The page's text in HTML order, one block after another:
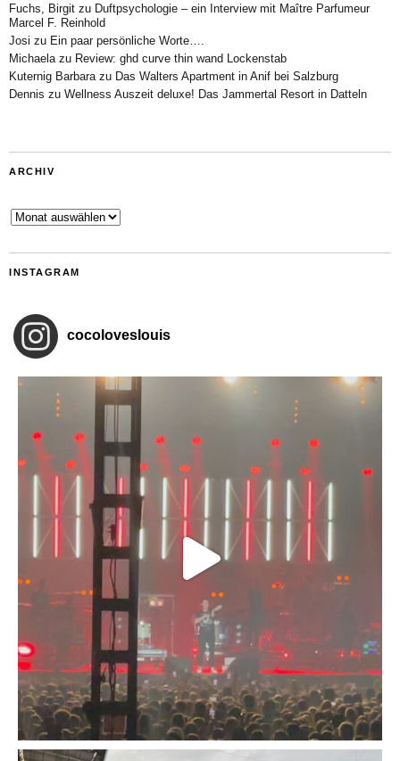
Fuchs, Birgit zu Duftpsychologie – ein Interview mit Maître Parfumeur
Marcel F. Reinhold
Josi zu Ein paar persönliche Worte….
Michaela zu Review: ghd curve thin wand Lockenstab
Kuternig Barbara zu Das Walters Apartment in Anif bei Salzburg
Dennis zu Wellness Auszeit deluxe! Das Jammertal Resort in Datteln
ARCHIV
Archiv
INSTAGRAM
cocoloveslouis